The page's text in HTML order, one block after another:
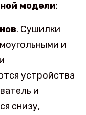
модели:
. Сушилки
и
устройства
и
снизу,